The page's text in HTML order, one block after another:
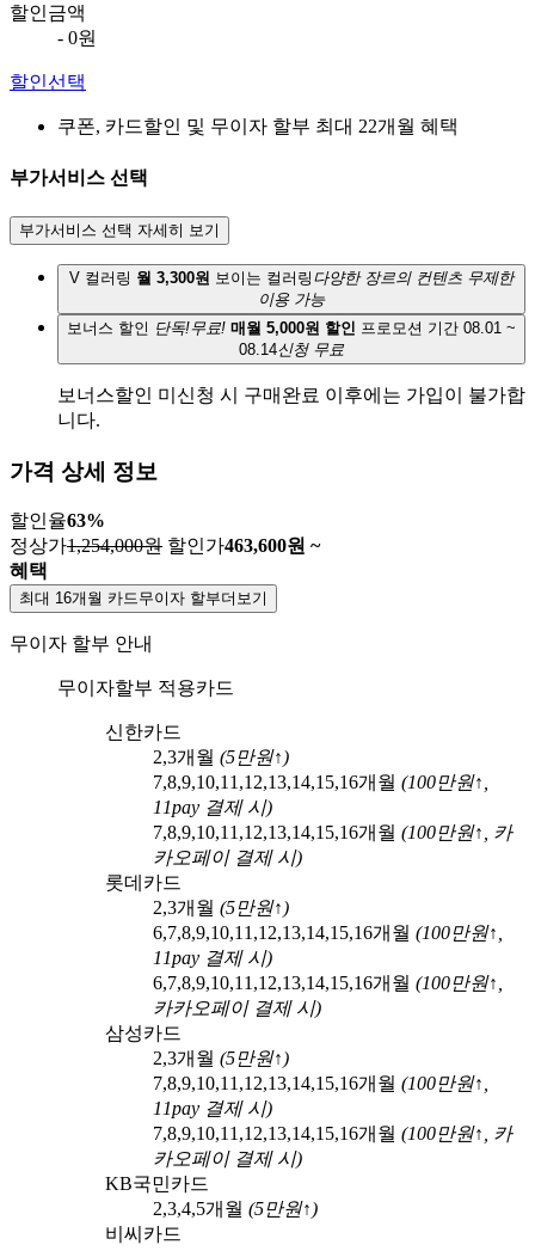
할인금액
- 0원
할인선택
쿠폰, 카드할인 및 무이자 할부 최대 22개월 혜택
부가서비스 선택
부가서비스 선택 자세히 보기
V 컬러링 월 3,300원 보이는 컬러링 다양한 장르의 컨텐츠 무제한
이용 가능
보너스 할인 단독!무료! 매월 5,000원 할인 프로모션 기간 08.01 ~
08.14신청 무료
보너스할인 미신청 시 구매완료 이후에는 가입이 불가합
니다.
가격 상세 정보
할인율63%
정상가1,254,000원 할인가463,600원 ~
혜택
최대 16개월 카드무이자 할부더보기
무이자 할부 안내
무이자할부 적용카드
신한카드
2,3개월 (5만원↑)
7,8,9,10,11,12,13,14,15,16개월 (100만원↑,
11pay 결제 시)
7,8,9,10,11,12,13,14,15,16개월 (100만원↑, 카
카오페이결제 시)
롯데카드
2,3개월 (5만원↑)
6,7,8,9,10,11,12,13,14,15,16개월 (100만원↑,
11pay 결제 시)
6,7,8,9,10,11,12,13,14,15,16개월 (100만원↑,
카카오페이결제 시)
삼성카드
2,3개월 (5만원↑)
7,8,9,10,11,12,13,14,15,16개월 (100만원↑,
11pay 결제 시)
7,8,9,10,11,12,13,14,15,16개월 (100만원↑, 카
카오페이결제 시)
KB국민카드
2,3,4,5개월 (5만원↑)
비씨카드